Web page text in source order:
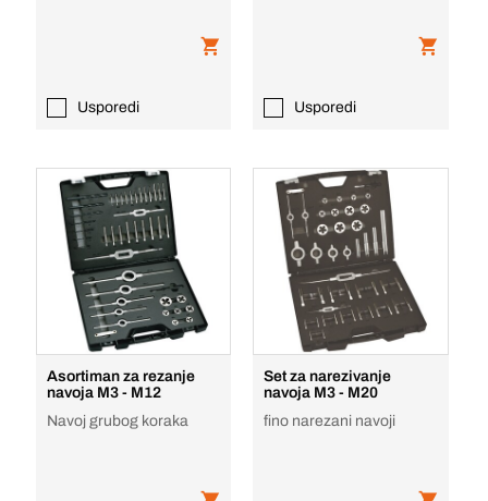
Usporedi Usporedi
Asortiman za rezanje
navoja M3 - M12
Navoj grubog koraka
Set za narezivanje
navoja M3 - M20
fino narezani navoji